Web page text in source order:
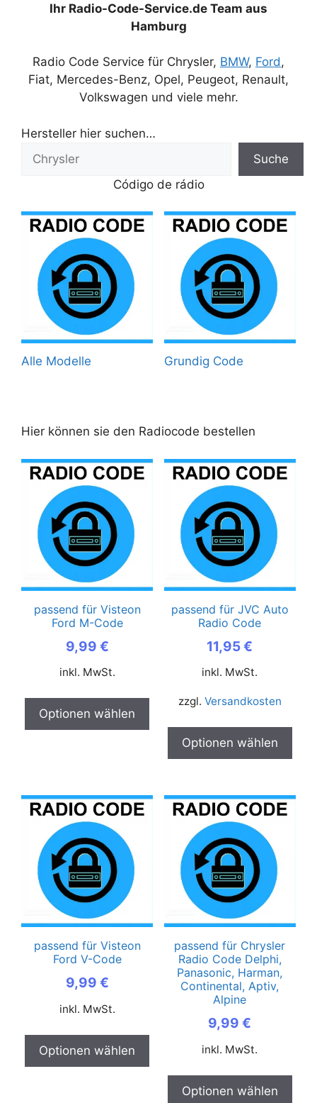
Ihr Radio-Code-Service.de Team aus
Hamburg
Radio Code Service für Chrysler, BMW, Ford,
Fiat, Mercedes-Benz, Opel, Peugeot, Renault,
Volkswagen und viele mehr.
Hersteller hier suchen…
Suche
Código de rádio
Alle Modelle Grundig Code
Hier können sie den Radiocode bestellen
passend für Visteon
Ford M-Code
9,99 €
inkl. MwSt.
Optionen wählen
passend für JVC Auto
Radio Code
11,95€
inkl. MwSt.
zzgl. Versandkosten
Optionen wählen
Dieses
Produkt
weist
mehrere
Varianten
auf.
Optionen
können
gewählt
werden
passend für Visteon
Ford V-Code
9,99 €
inkl. MwSt.
Optionen wählen
passend für Chrysler
Radio Code Delphi,
Panasonic, Harman,
Continental, Aptiv,
Alpine
9,99€
inkl. MwSt.
Optionen wählen